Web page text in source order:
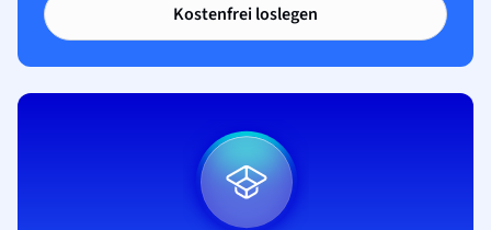
Kostenfrei loslegen